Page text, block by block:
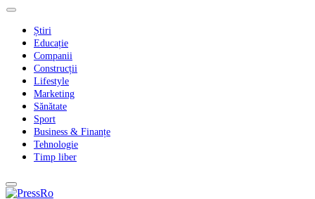
Știri
Educație
Companii
Construcții
Lifestyle
Marketing
Sănătate
Sport
Business & Finanțe
Tehnologie
Timp liber